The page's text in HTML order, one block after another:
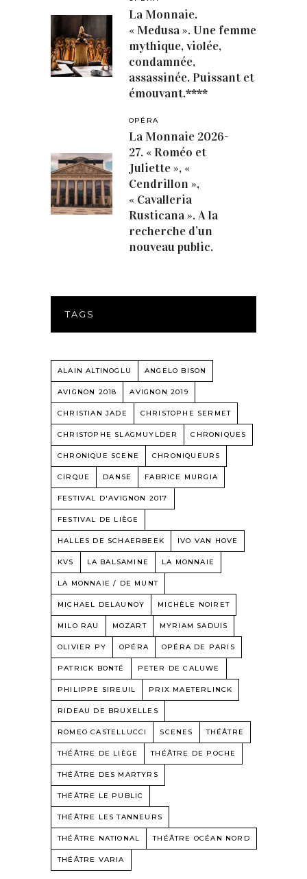
La Monnaie.
« Medusa ». Une femme
mythique, violée,
condamnée,
assassinée. Puissant et
émouvant.****
OPÉRA
La Monnaie 2026-
27. « Roméo et
Juliette », «
Cendrillon »,
« Cavalleria
Rusticana ». A la
recherche d’un
nouveau public.
TAGS
ALAIN ALTINOGLU ANGELO BISON
AVIGNON 2018 AVIGNON 2019
CHRISTIAN JADE CHRISTOPHE SERMET
CHRISTOPHE SLAGMUYLDER CHRONIQUES
CHRONIQUE SCENE CHRONIQUEURS
CIRQUE DANSE FABRICE MURGIA
FESTIVAL D'AVIGNON 2017
FESTIVAL DE LIÈGE
HALLES DE SCHAERBEEK IVO VAN HOVE
KVS LA BALSAMINE LA MONNAIE
LA MONNAIE / DE MUNT
MICHAEL DELAUNOY MICHÈLE NOIRET
MILO RAU MOZART MYRIAM SADUIS
OLIVIER PY OPÉRA OPÉRA DE PARIS
PATRICK BONTÉ PETER DE CALUWE
PHILIPPE SIREUIL PRIX MAETERLINCK
RIDEAU DE BRUXELLES
ROMEO CASTELLUCCI SCENES THÉÂTRE
THÉÂTRE DE LIÈGE THÉÂTRE DE POCHE
THÉÂTRE DES MARTYRS
THÉÂTRE LE PUBLIC
THÉÂTRE LES TANNEURS
THÉÂTRE NATIONAL THÉÂTRE OCÉAN NORD
THÉÂTRE VARIA